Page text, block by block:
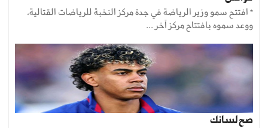
* افتتح سمو وزير الرياضة في جدة مركز النخبة للرياضات القتالية،
ووعد سموه بافتتاح مركز آخر ...
صح لسانك